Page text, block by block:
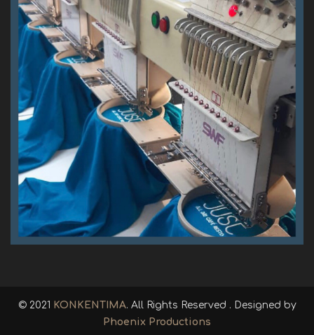
© 2021 KONKENTIMA. All Rights Reserved . Designed by
Phoenix Productions